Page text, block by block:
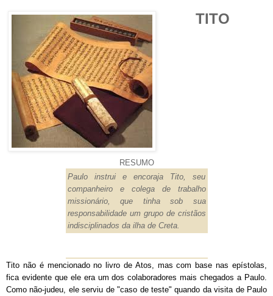
TITO
RESUMO
Paulo instrui e encoraja Tito, seu
companheiro e colega de trabalho
missionário, que tinha sob sua
responsabilidade um grupo de cristãos
indisciplinados da ilha de Creta.
Tito não é mencionado no livro de Atos, mas com base nas epístolas,
fica evidente que ele era um dos colaboradores mais chegados a Paulo.
Como não-judeu, ele serviu de "caso de teste" quando da visita de Paulo